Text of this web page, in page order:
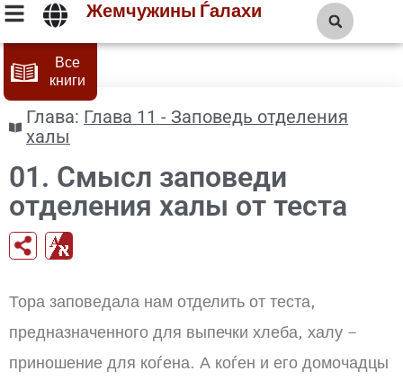
Жемчужины Ѓалахи
Все
книги
Глава: Глава 11 - Заповедь отделения
халы
01. Смысл заповеди
отделения халы от теста
en
Тора заповедала нам отделить от теста,
предназначенного для выпечки хлеба, халу –
приношение для коѓена. А коѓен и его домочадцы